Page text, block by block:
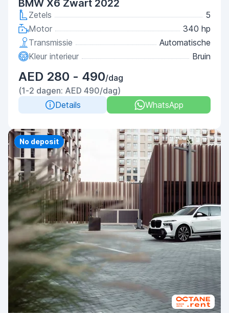
BMW X6 Zwart 2022
Zetels
5
Motor
340 hp
Transmissie
Automatische
Kleur interieur
Bruin
AED 280 - 490/dag
(1-2 dagen: AED 490/dag)
Details
WhatsApp
Priority
No deposit